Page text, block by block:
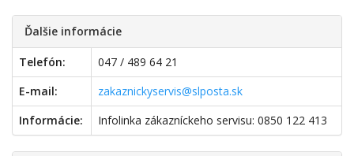
Ďalšie informácie
Telefón:
047 / 489 64 21
E-mail:
zakaznickyservis@slposta.sk
Informácie:
Infolinka zákazníckeho servisu: 0850 122 413